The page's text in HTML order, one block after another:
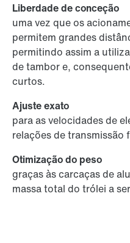
Liberdade de conceção
uma vez que os
permitem grandes
permitindo assim a
de tambor e,
curtos.
Ajuste exato
para as velocidades de
relações de transmissão
Otimização do peso
graças às carcaças de
massa total do trólei a